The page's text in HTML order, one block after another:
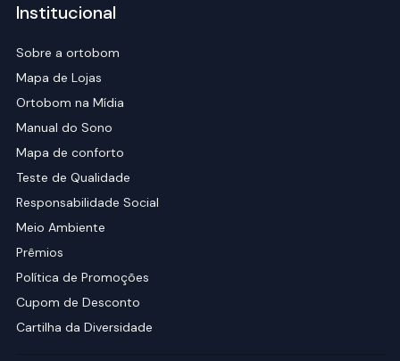
Institucional
Sobre a ortobom
Mapa de Lojas
Ortobom na Mídia
Manual do Sono
Mapa de conforto
Teste de Qualidade
Responsabilidade Social
Meio Ambiente
Prêmios
Política de Promoções
Cupom de Desconto
Cartilha da Diversidade